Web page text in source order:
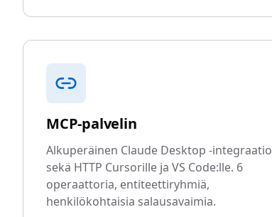
MCP-palvelin
Alkuperäinen Claude Desktop -integraatio
sekä HTTP Cursorille ja VS Code:lle. 6
operaattoria, entiteettiryhmiä,
henkilökohtaisia salausavaimia.